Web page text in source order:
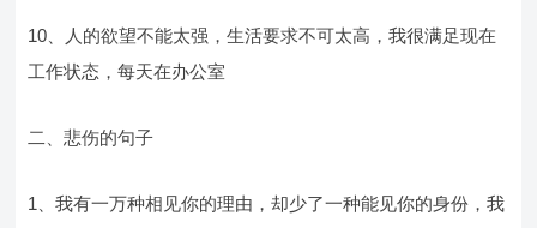
10、人的欲望不能太强，生活要求不可太高，我很满足现在
工作状态，每天在办公室
二、悲伤的句子
1、我有一万种相见你的理由，却少了一种能见你的身份，我